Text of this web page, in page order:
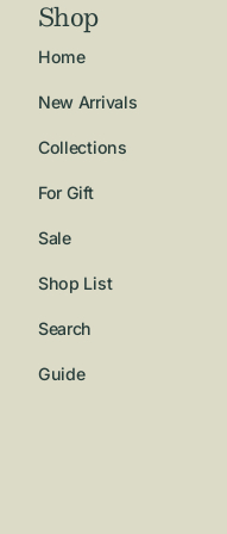
Shop
Home
New Arrivals
Collections
For Gift
Sale
Shop List
Search
Guide